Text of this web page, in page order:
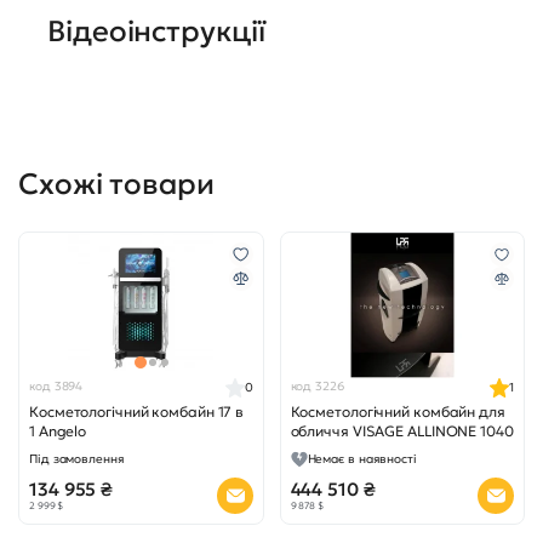
Відеоінструкції
Схожі товари
код 3894
Косметологічний комбайн 17 в
1 Angelo
0
Під замовлення
134 955 ₴
2 999 $
код 3226
Косметологічний комбайн для
обличчя VISAGE ALLINONE 1040
1
Немає в наявності
444 510 ₴
9 878 $